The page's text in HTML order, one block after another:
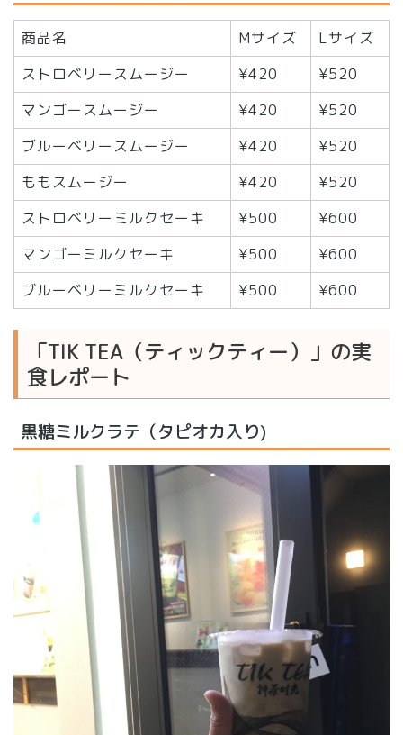
商品名 Mサイズ
Lサイズ
ストロベリースムージー
¥420
¥520
マンゴースムージー
¥420
¥520
ブルーベリースムージー
¥420
¥520
ももスムージー
¥420
¥520
ストロベリーミルクセーキ
¥500
¥600
マンゴーミルクセーキ
¥500
¥600
ブルーベリーミルクセーキ
¥500 ¥600
「TIK TEA（ティックティー）」の実
食レポート
黒糖ミルクラテ（タピオカ入り)